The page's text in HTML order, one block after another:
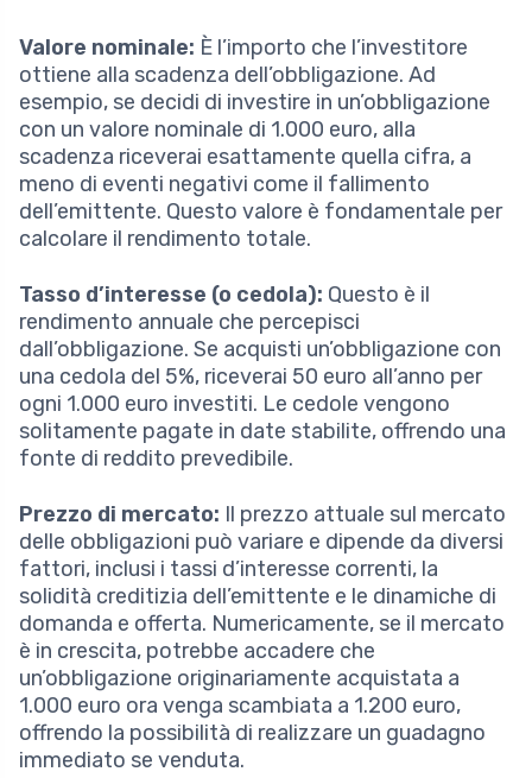
Valore nominale: È l’importo che l’investitore
ottiene alla scadenza dell’obbligazione. Ad
esempio, se decidi di investire in un’obbligazione
con un valore nominale di 1.000 euro, alla
scadenza riceverai esattamente quella cifra, a
meno di eventi negativi come il fallimento
dell’emittente. Questo valore è fondamentale per
calcolare il rendimento totale.
Tasso d’interesse (o cedola): Questo è il
rendimento annuale che percepisci
dall’obbligazione. Se acquisti un’obbligazione con
una cedola del 5%, riceverai 50 euro all’anno per
ogni 1.000 euro investiti. Le cedole vengono
solitamente pagate in date stabilite, offrendo una
fonte di reddito prevedibile.
Prezzo di mercato: Il prezzo attuale sul mercato
delle obbligazioni può variare e dipende da diversi
fattori, inclusi i tassi d’interesse correnti, la
solidità creditizia dell’emittente e le dinamiche di
domanda e offerta. Numericamente, se il mercato
è in crescita, potrebbe accadere che
un’obbligazione originariamente acquistata a
1.000 euro ora venga scambiata a 1.200 euro,
offrendo la possibilità di realizzare un guadagno
immediato se venduta.